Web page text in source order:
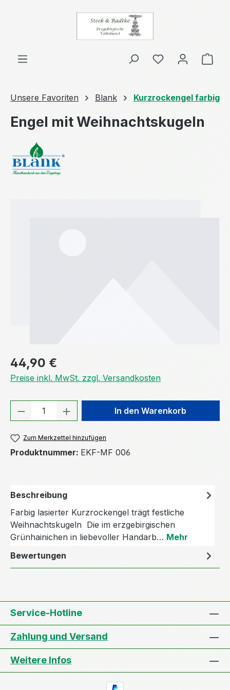
Zum Hauptinhalt springen
Unsere Favoriten Blank Kurzrockengel farbig
Engel mit Weihnachtskugeln
Regulärer Preis:
44,90 €
Preise inkl. MwSt. zzgl. Versandkosten
Produkt Anzahl: Gib denIn den Warenkorb
Zum Merkzettel hinzufügen
Produktnummer: EKF-MF 006
Beschreibung
Farbig lasierter Kurzrockengel trägt festliche
Weihnachtskugeln Die im erzgebirgischen
Grünhainichen in liebevoller Handarb… Mehr
Bewertungen
Service-Hotline
Zahlung und Versand
Weitere Infos